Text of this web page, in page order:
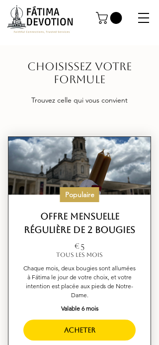
Choisissez votre
formule
Trouvez celle qui vous convient
Populaire
Offre mensuelle
régulière de 2 bougies
€ 5
Tous les mois
Chaque mois, deux bougies sont allumées
à Fátima le jour de votre choix, et votre
intention est placée aux pieds de Notre-
Dame.
Valable 6 mois
Acheter